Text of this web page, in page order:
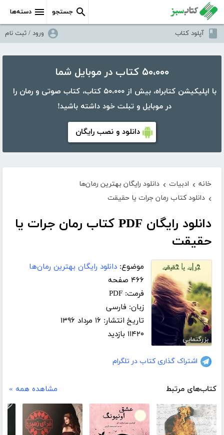
دسته‌ها جستجو
آپلود کتاب ورود / ثبت نام
۵۰،۰۰۰ کتاب در موبایل شما
با اپلیکیشن کتابراه، بیش از ۵۰،۰۰۰ کتاب، کتاب صوتی و رمان را
در موبایل و تبلت خود داشته باشید!
دانلود و نصب رایگان
خانه › ادبیات › دانلود رایگان بهترین رمان‌ها
› دانلود کتاب رمان جرات یا حقیقت
دانلود رایگان PDF کتاب رمان جرات یا
حقیقت
بزرگنمایی
موضوع: دانلود رایگان بهترین رمان‌ها
۴۶۶ صفحه
فرمت: PDF
زبان: فارسی
تاریخ انتشار: ۱۶ مرداد ۱۳۹۶
۱۱۴۲۰ بازدید
اشتراک گذاری کتاب در تلگرام
کتاب‌های مرتبط مشاهده همه »